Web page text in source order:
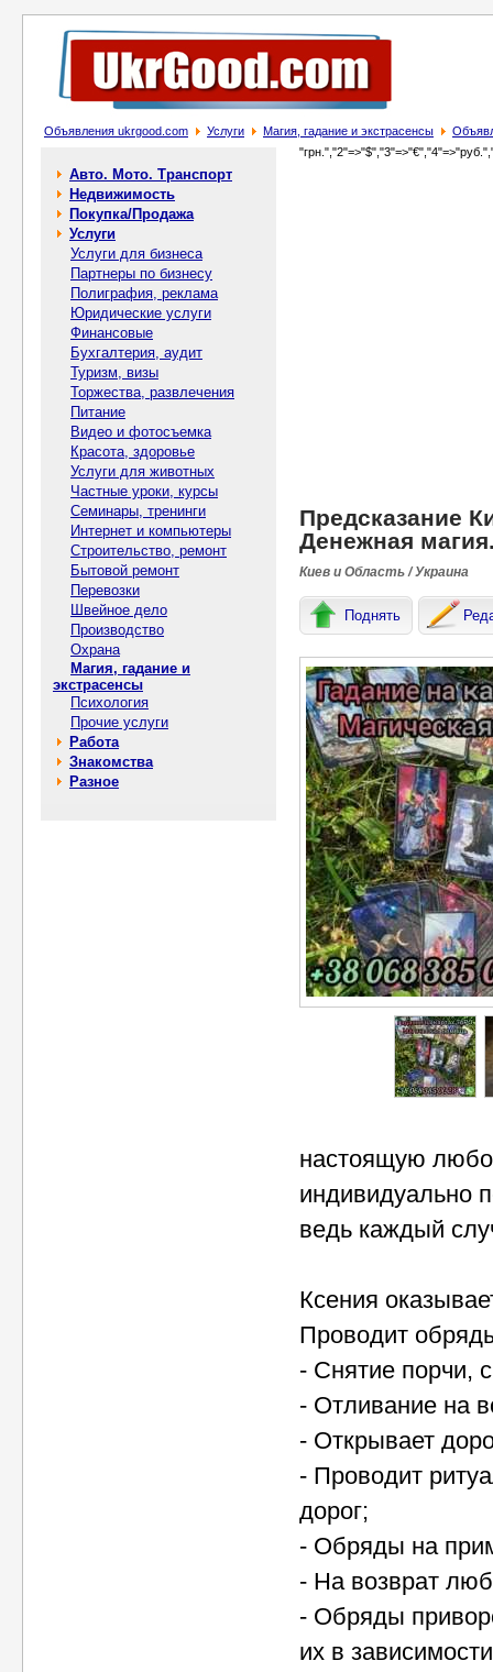
Объявления ukrgood.com Услуги Магия, гадание и экстрасенсы
Авто. Мото. Транспорт
Недвижимость
Покупка/Продажа
Услуги
Услуги для бизнеса
Партнеры по бизнесу
Полиграфия, реклама
Юридические услуги
Финансовые
Бухгалтерия, аудит
Туризм, визы
Торжества, развлечения
Питание
Видео и фотосъемка
Красота, здоровье
Услуги для животных
Частные уроки, курсы
Семинары, тренинги
Интернет и компьютеры
Строительство, ремонт
Бытовой ремонт
Перевозки
Швейное дело
Производство
Охрана
Магия, гадание и
экстрасенсы
Психология
Прочие услуги
Работа
Знакомства
Разное
Предсказание
Денежная
Киев и Область / Украина
Поднять
настоящую
индивидуально
ведь каждый
Ксения
Проводит
- Снятие порчи,
- Отливание на
- Открывает
- Проводит
дорог;
- Обряды на
- На возврат
- Обряды
их в